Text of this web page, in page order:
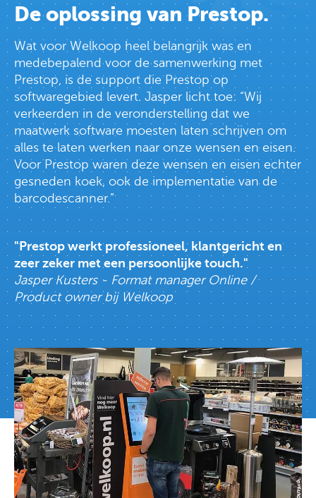
De oplossing van Prestop.
Wat voor Welkoop heel belangrijk was en
medebepalend voor de samenwerking met
Prestop, is de support die Prestop op
softwaregebied levert. Jasper licht toe: “Wij
verkeerden in de veronderstelling dat we
maatwerk software moesten laten schrijven om
alles te laten werken naar onze wensen en eisen.
Voor Prestop waren deze wensen en eisen echter
gesneden koek, ook de implementatie van de
barcodescanner.”
"Prestop werkt professioneel, klantgericht en
zeer zeker met een persoonlijke touch."
Jasper Kusters - Format manager Online /
Product owner bij Welkoop